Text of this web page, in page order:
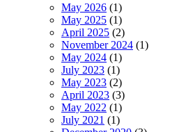
May 2026 (1)
May 2025 (1)
April 2025 (2)
November 2024 (1)
May 2024 (1)
July 2023 (1)
May 2023 (2)
April 2023 (3)
May 2022 (1)
July 2021 (1)